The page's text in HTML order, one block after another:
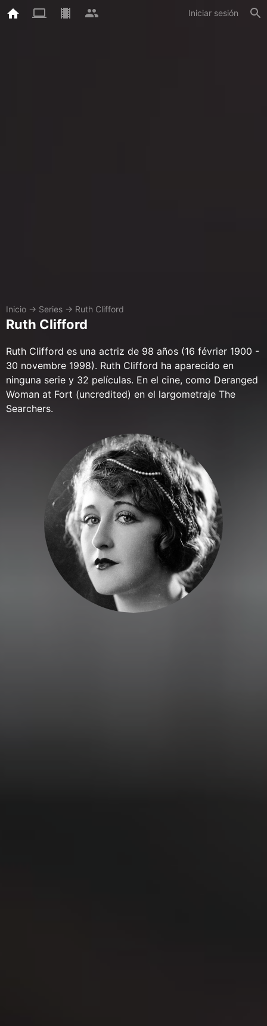
Iniciar sesión
Inicio → Series → Ruth Clifford
Ruth Clifford
Ruth Clifford es una actriz de 98 años (16 février 1900 -
30 novembre 1998). Ruth Clifford ha aparecido en
ninguna serie y 32 películas. En el cine, como Deranged
Woman at Fort (uncredited) en el largometraje The
Searchers.